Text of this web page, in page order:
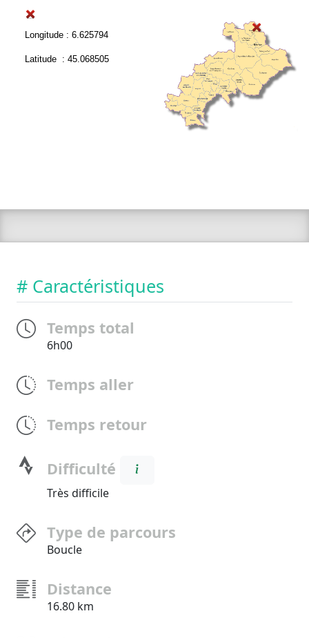
Longitude : 6.625794
Latitude : 45.068505
# Caractéristiques
Temps total
6h00
Temps aller
Temps retour
Difficulté
Très difficile
Type de parcours
Boucle
Distance
16.80 km